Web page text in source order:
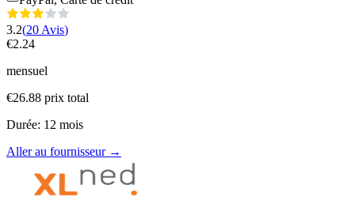
3.2(20 Avis)
€2.24
mensuel
€26.88 prix total
Durée: 12 mois
Aller au fournisseur→